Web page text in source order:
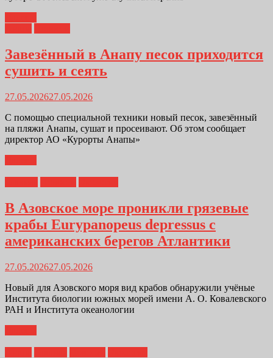
Завезённый в Анапу песок приходится
сушить и сеять
27.05.202627.05.2026
С помощью специальной техники новый песок, завезённый
на пляжи Анапы, сушат и просеивают. Об этом сообщает
директор АО «Курорты Анапы»
В Азовское море проникли грязевые
крабы Eurypanopeus depressus с
американских берегов Атлантики
27.05.202627.05.2026
Новый для Азовского моря вид крабов обнаружили учёные
Института биологии южных морей имени А. О. Ковалевского
РАН и Института океанологии